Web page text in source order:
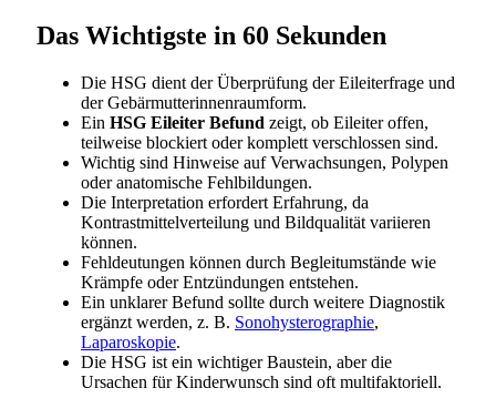
Das Wichtigste in 60 Sekunden
Die HSG dient der Überprüfung der Eileiterfrage und
der Gebärmutterinnenraumform.
Ein HSG Eileiter Befund zeigt, ob Eileiter offen,
teilweise blockiert oder komplett verschlossen sind.
Wichtig sind Hinweise auf Verwachsungen, Polypen
oder anatomische Fehlbildungen.
Die Interpretation erfordert Erfahrung, da
Kontrastmittelverteilung und Bildqualität variieren
können.
Fehldeutungen können durch Begleitumstände wie
Krämpfe oder Entzündungen entstehen.
Ein unklarer Befund sollte durch weitere Diagnostik
ergänzt werden, z. B. Sonohysterographie,
Laparoskopie.
Die HSG ist ein wichtiger Baustein, aber die
Ursachen für Kinderwunsch sind oft multifaktoriell.